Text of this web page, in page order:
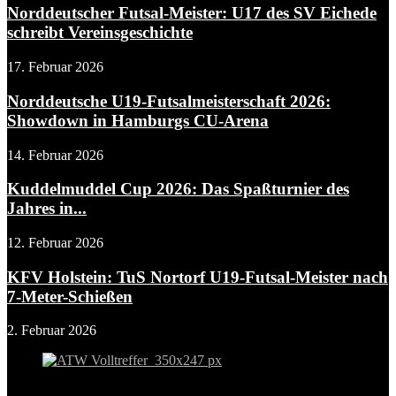
Norddeutscher Futsal-Meister: U17 des SV Eichede
schreibt Vereinsgeschichte
17. Februar 2026
Norddeutsche U19-Futsalmeisterschaft 2026:
Showdown in Hamburgs CU-Arena
14. Februar 2026
Kuddelmuddel Cup 2026: Das Spaßturnier des
Jahres in...
12. Februar 2026
KFV Holstein: TuS Nortorf U19-Futsal-Meister nach
7-Meter-Schießen
2. Februar 2026